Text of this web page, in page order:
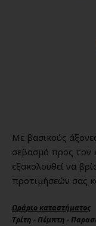
Με βασικούς
σεβασμό προς τον
εξακολουθεί να
προτιμήσεών σας
Ωράριο καταστήματος
Τρίτη - Πέμπτη -